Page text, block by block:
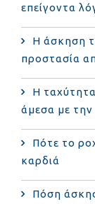
επείγοντα
Η άσκηση
προστασία
Η
άμεσα με την
Πότε το
καρδιά
Πόση